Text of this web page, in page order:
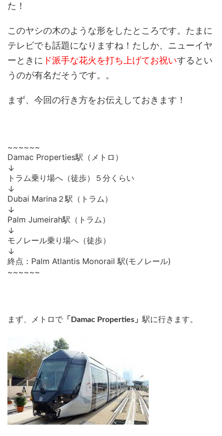
た！
このヤシの木のような形をしたところです。たまに
テレビでも話題になりますね！たしか、ニューイヤ
ーときに ド派手な花火を打ち上げてお祝いするとい
うのが有名だそうです。。
まず、今回の行き方をお伝えしておきます！
~~~~~~
Damac Properties駅（メトロ）
↓
トラム乗り場へ（徒歩）５分くらい
↓
Dubai Marina２駅（トラム）
↓
Palm Jumeirah駅（トラム）
↓
モノレール乗り場へ（徒歩）
↓
終点：Palm Atlantis Monorail 駅(モノレール)
~~~~~~
まず、 メトロで 「Damac Properties」 駅に行きます。